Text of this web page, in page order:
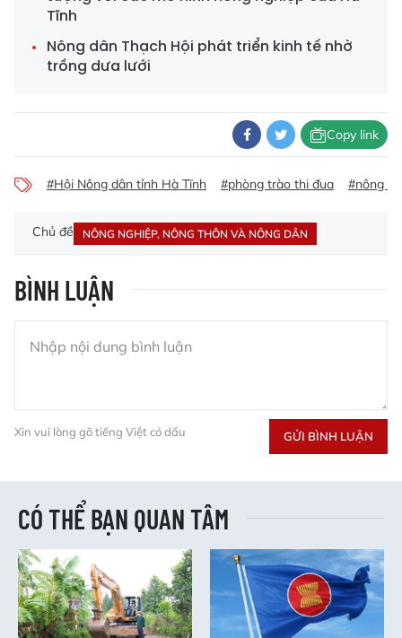
Tĩnh
Nông dân Thạch Hội phát triển kinh tế nhờ
trồng dưa lưới
Copy link
#Hội Nông dân tỉnh Hà Tĩnh #phòng trào thi đua #nông
Chủ đề NÔNG NGHIỆP, NÔNG THÔN VÀ NÔNG DÂN
BÌNH LUẬN
Xin vui lòng gõ tiếng Việt có dấu GỬI BÌNH LUẬN
CÓ THỂ BẠN QUAN TÂM